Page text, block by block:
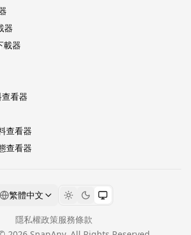
器
載器
看器
查看器
查看器
繁體中文
隱私權政策服務條款